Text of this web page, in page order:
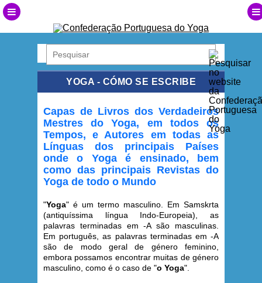
YOGA - CÓMO SE ESCRIBE
Capas de Livros dos Verdadeiros
Mestres do Yoga, em todos os
Tempos, e Autores em todas as
Línguas dos principais Países
onde o Yoga é ensinado, bem
como das principais Revistas do
Yoga de todo o Mundo
"Yoga" é um termo masculino. Em Samskrta
(antiquíssima língua Indo-Europeia), as
palavras terminadas em -A são masculinas.
Em português, as palavras terminadas em -A
são de modo geral de género feminino,
embora possamos encontrar muitas de género
masculino, como é o caso de "o Yoga".